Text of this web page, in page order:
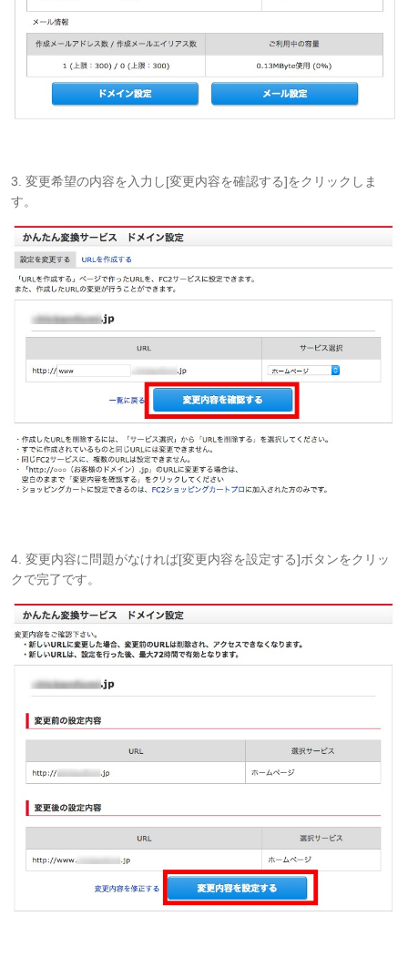
3. 変更希望の内容を入力し[変更内容を確認する]をクリックしま
す。
4. 変更内容に問題がなければ[変更内容を設定する]ボタンをクリッ
クで完了です。